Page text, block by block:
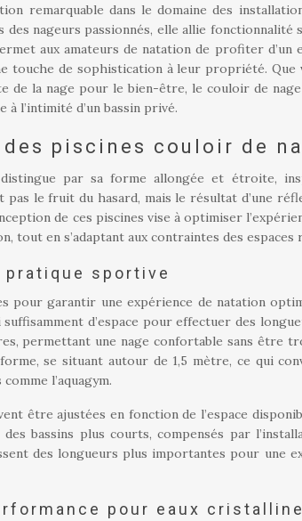
remarquable dans le domaine des
nageurs passionnés, elle allie
aux amateurs de natation de profiter d’un
touche de sophistication à leur propriété. Que
de la nage pour le bien-être, le couloir de
à l’intimité d’un bassin privé.
piscines couloir de
par sa forme allongée et étroite,
le fruit du hasard, mais le résultat d’une
de ces piscines vise à optimiser
tout en s’adaptant aux contraintes des espaces
pratique sportive
pour garantir une expérience de natation
d’espace pour effectuer des
permettant une nage confortable sans être
se situant autour de 1,5 mètre, ce qui
l’aquagym.
être ajustées en fonction de l’espace
bassins plus courts, compensés par
des longueurs plus importantes pour une
pour eaux